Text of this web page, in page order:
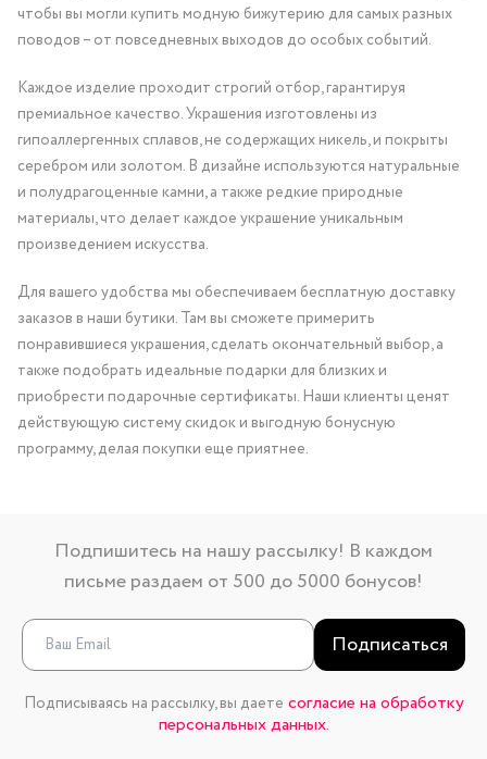
чтобы вы могли купить модную бижутерию для самых разных
поводов – от повседневных выходов до особых событий.
Каждое изделие проходит строгий отбор, гарантируя
премиальное качество. Украшения изготовлены из
гипоаллергенных сплавов, не содержащих никель, и покрыты
серебром или золотом. В дизайне используются натуральные
и полудрагоценные камни, а также редкие природные
материалы, что делает каждое украшение уникальным
произведением искусства.
Для вашего удобства мы обеспечиваем бесплатную доставку
заказов в наши бутики. Там вы сможете примерить
понравившиеся украшения, сделать окончательный выбор, а
также подобрать идеальные подарки для близких и
приобрести подарочные сертификаты. Наши клиенты ценят
действующую систему скидок и выгодную бонусную
программу, делая покупки еще приятнее.
Подпишитесь на нашу рассылку! В каждом
письме раздаем от 500 до 5000 бонусов!
Подписаться
Подписываясь на рассылку, вы даете согласие на обработку
персональных данных.